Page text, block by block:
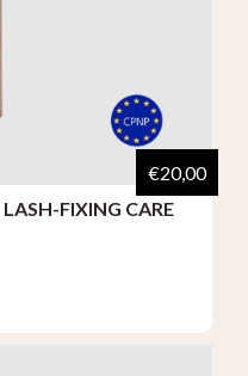
FIXING CARE
€20,00